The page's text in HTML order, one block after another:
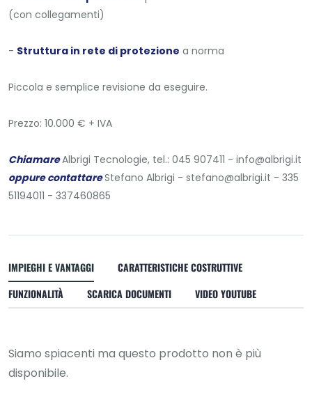
(con collegamenti)
- Struttura in rete di protezione a norma
Piccola e semplice revisione da eseguire.
Prezzo: 10.000 € + IVA
ChiamareAlbrigi Tecnologie, tel.: 045 907411 -info@albrigi.it
oppure contattareStefano Albrigi -stefano@albrigi.it - 335
51194011 - 337460865
IMPIEGHI E VANTAGGI
CARATTERISTICHE COSTRUTTIVE
FUNZIONALITÀ
SCARICA DOCUMENTI VIDEO YOUTUBE
Siamo spiacenti ma questo prodotto non è più
disponibile.